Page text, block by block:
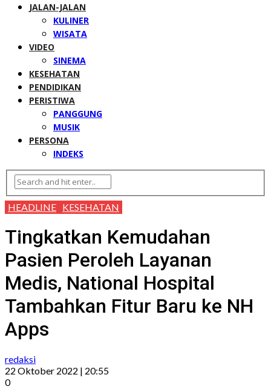
JALAN-JALAN
KULINER
WISATA
VIDEO
SINEMA
KESEHATAN
PENDIDIKAN
PERISTIWA
PANGGUNG
MUSIK
PERSONA
INDEKS
HEADLINE KESEHATAN
Tingkatkan Kemudahan
Pasien Peroleh Layanan
Medis, National Hospital
Tambahkan Fitur Baru ke NH
Apps
redaksi
22 Oktober 2022 | 20:55
0